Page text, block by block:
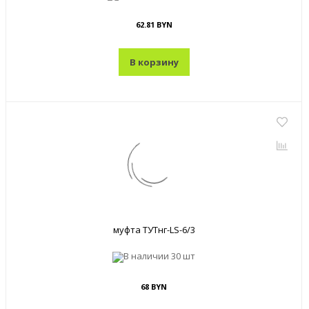
62.81 BYN
В корзину
муфта ТУТнг-LS-6/3
В наличии 30 шт
68 BYN